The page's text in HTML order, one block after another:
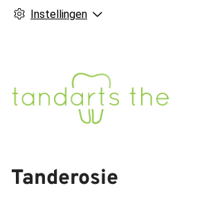
Instellingen
Tanderosie